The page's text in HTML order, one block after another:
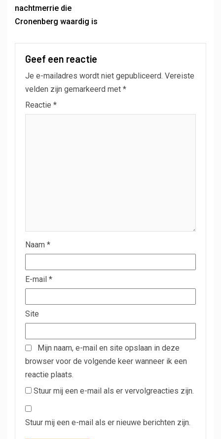
nachtmerrie die
Cronenberg waardig is
Geef een reactie
Je e-mailadres wordt niet gepubliceerd. Vereiste
velden zijn gemarkeerd met *
Reactie *
Naam *
E-mail *
Site
Mijn naam, e-mail en site opslaan in deze
browser voor de volgende keer wanneer ik een
reactie plaats.
Stuur mij een e-mail als er vervolgreacties zijn.
Stuur mij een e-mail als er nieuwe berichten zijn.